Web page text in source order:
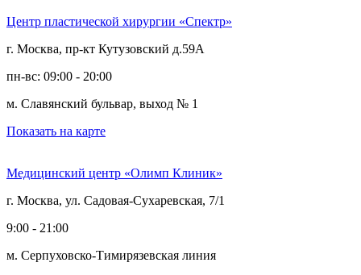
Центр пластической хирургии «Спектр»
г. Москва, пр-кт Кутузовский д.59А
пн-вс: 09:00 - 20:00
м. Славянский бульвар, выход № 1
Показать на карте
Медицинский центр «Олимп Клиник»
г. Москва, ул. Садовая-Сухаревская, 7/1
9:00 - 21:00
м. Серпуховско-Тимирязевская линия